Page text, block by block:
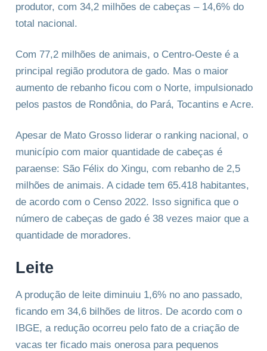
produtor, com 34,2 milhões de cabeças – 14,6% do
total nacional.
Com 77,2 milhões de animais, o Centro-Oeste é a
principal região produtora de gado. Mas o maior
aumento de rebanho ficou com o Norte, impulsionado
pelos pastos de Rondônia, do Pará, Tocantins e Acre.
Apesar de Mato Grosso liderar o ranking nacional, o
município com maior quantidade de cabeças é
paraense: São Félix do Xingu, com rebanho de 2,5
milhões de animais. A cidade tem 65.418 habitantes,
de acordo com o Censo 2022. Isso significa que o
número de cabeças de gado é 38 vezes maior que a
quantidade de moradores.
Leite
A produção de leite diminuiu 1,6% no ano passado,
ficando em 34,6 bilhões de litros. De acordo com o
IBGE, a redução ocorreu pelo fato de a criação de
vacas ter ficado mais onerosa para pequenos